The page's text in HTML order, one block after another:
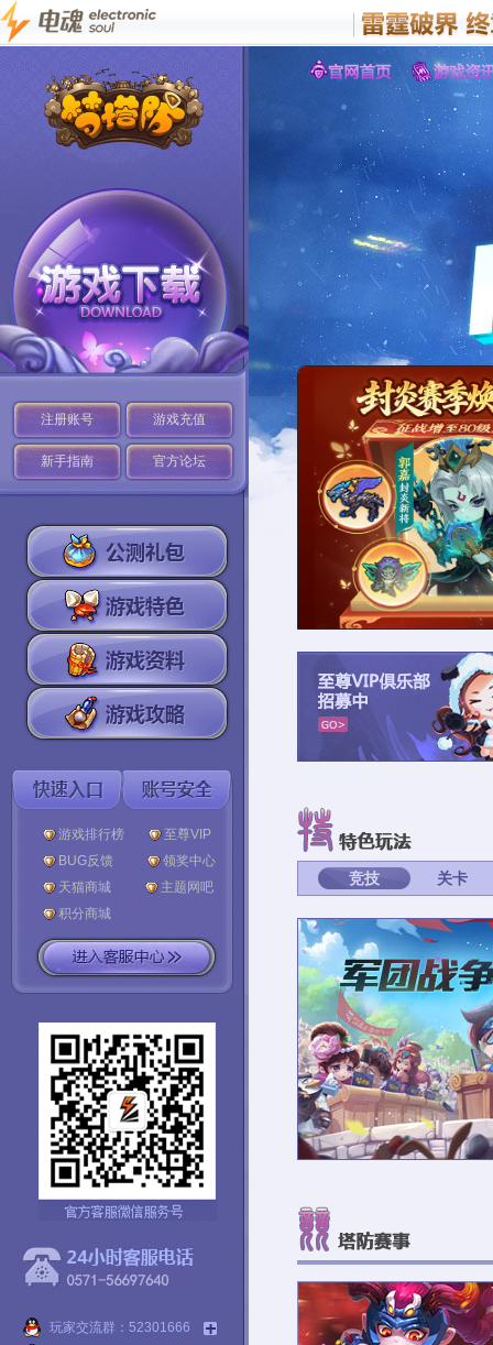
注册账号 游戏充值
新手指南 官方论坛
游戏排行榜
至尊VIP
BUG反馈
领奖中心
天猫商城
主题网吧
积分商城
玩家交流群：52301666
竞技 关卡